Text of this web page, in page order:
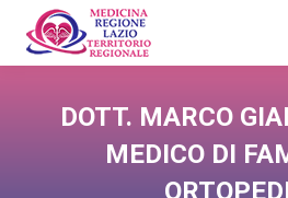
DOTT. MARCO
MEDICO DI